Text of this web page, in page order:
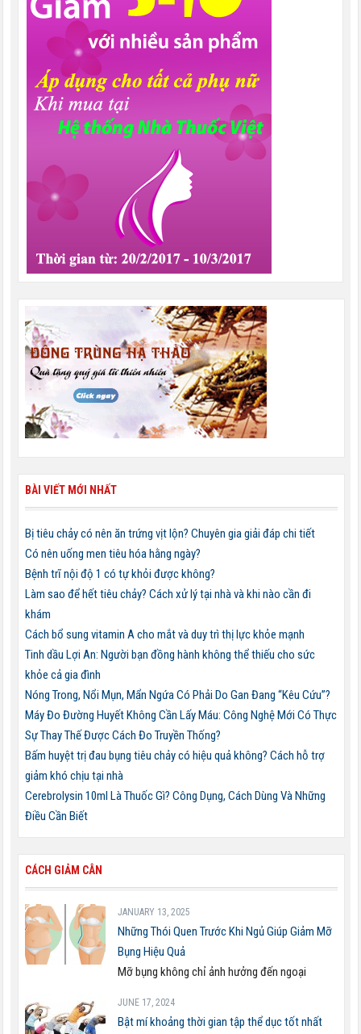
BÀI VIẾT MỚI NHẤT
Bị tiêu chảy có nên ăn trứng vịt lộn? Chuyên gia giải đáp chi tiết
Có nên uống men tiêu hóa hằng ngày?
Bệnh trĩ nội độ 1 có tự khỏi được không?
Làm sao để hết tiêu chảy? Cách xử lý tại nhà và khi nào cần đi
khám
Cách bổ sung vitamin A cho mắt và duy trì thị lực khỏe mạnh
Tinh dầu Lợi An: Người bạn đồng hành không thể thiếu cho sức
khỏe cả gia đình
Nóng Trong, Nổi Mụn, Mẩn Ngứa Có Phải Do Gan Đang “Kêu Cứu”?
Máy Đo Đường Huyết Không Cần Lấy Máu: Công Nghệ Mới Có Thực
Sự Thay Thế Được Cách Đo Truyền Thống?
Bấm huyệt trị đau bụng tiêu chảy có hiệu quả không? Cách hỗ trợ
giảm khó chịu tại nhà
Cerebrolysin 10ml Là Thuốc Gì? Công Dụng, Cách Dùng Và Những
Điều Cần Biết
CÁCH GIẢM CÂN
JANUARY 13, 2025
Những Thói Quen Trước Khi Ngủ Giúp Giảm Mỡ
Bụng Hiệu Quả
Mỡ bụng không chỉ ảnh hưởng đến ngoại
JUNE 17, 2024
Bật mí khoảng thời gian tập thể dục tốt nhất